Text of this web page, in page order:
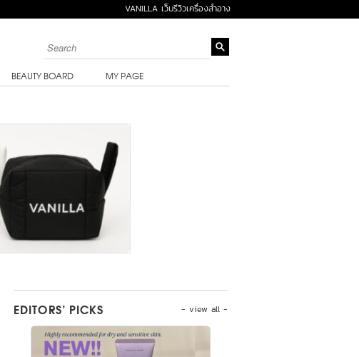
VANILLA เว็บรีวิวเครื่องสำอาง
BEAUTY BOARD MY PAGE
- view all -
EDITORS’ PICKS